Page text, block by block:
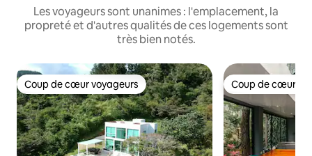
Les voyageurs sont unanimes : l'emplacement, la
propreté et d'autres qualités de ces logements sont
très bien notés.
Coup de cœur voyageurs
Coup de cœur voyageurs Coup de cœur
Coup de cœur